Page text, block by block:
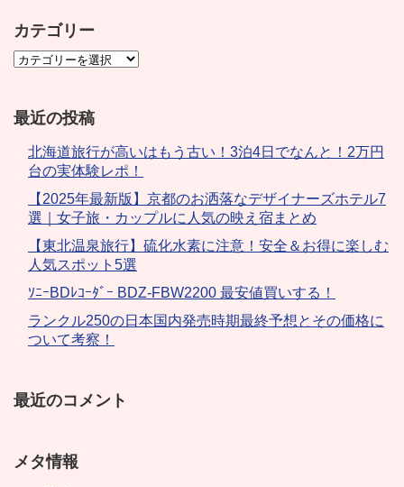
カテゴリー
最近の投稿
北海道旅行が高いはもう古い！3泊4日でなんと！2万円
台の実体験レポ！
【2025年最新版】京都のお洒落なデザイナーズホテル7
選｜女子旅・カップルに人気の映え宿まとめ
【東北温泉旅行】硫化水素に注意！安全＆お得に楽しむ
人気スポット5選
ｿﾆｰBDﾚｺｰﾀﾞｰ BDZ-FBW2200 最安値買いする！
ランクル250の日本国内発売時期最終予想とその価格に
ついて考察！
最近のコメント
メタ情報